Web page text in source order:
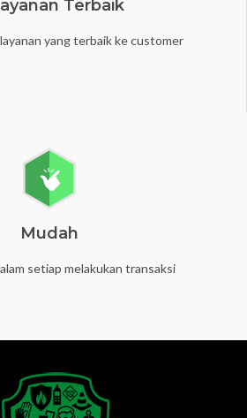
Terbaik
yang terbaik ke customer
Mudah
setiap melakukan transaksi